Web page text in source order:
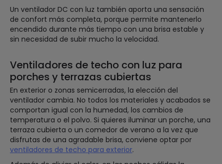
Un ventilador DC con luz también aporta una sensación
de confort más completa, porque permite mantenerlo
encendido durante más tiempo con una brisa estable y
sin necesidad de subir mucho la velocidad.
Ventiladores de techo con luz para
porches y terrazas cubiertas
En exterior o zonas semicerradas, la elección del
ventilador cambia. No todos los materiales y acabados se
comportan igual con la humedad, los cambios de
temperatura o el polvo. Si quieres iluminar un porche, una
terraza cubierta o un comedor de verano a la vez que
disfrutas de una agradable brisa, conviene optar por
ventiladores de techo para exterior.